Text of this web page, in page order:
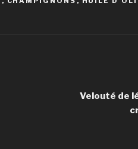
Velouté de